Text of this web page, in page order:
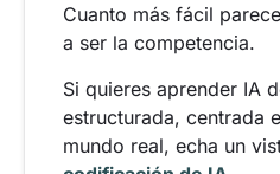
Cuanto más fácil
a ser la competencia.
Si quieres aprender IA
estructurada, centrada
mundo real, echa un